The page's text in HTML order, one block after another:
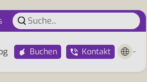
Buchen Kontakt